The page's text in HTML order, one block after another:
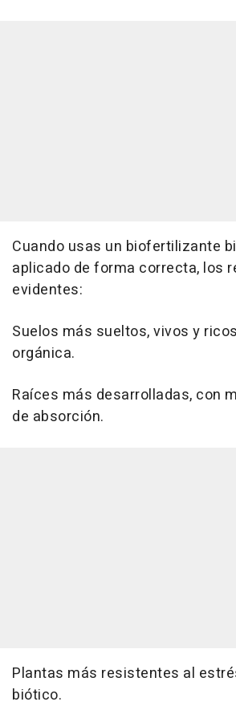
Cuando usas un biofertilizante
aplicado de forma correcta, los
evidentes:
Suelos más sueltos, vivos y
orgánica.
Raíces más desarrolladas, con
de absorción.
Plantas más resistentes al
biótico.